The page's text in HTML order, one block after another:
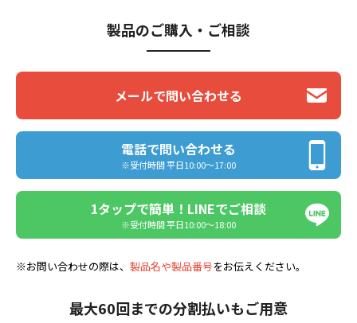
製品のご購入・ご相談
メールで問い合わせる
電話で問い合わせる
※受付時間 平日10:00〜17:00
1タップで簡単！LINEでご相談
※受付時間 平日10:00〜18:00
※お問い合わせの際は、 製品名や製品番号をお伝えください。
最大60回までの分割払いもご用意